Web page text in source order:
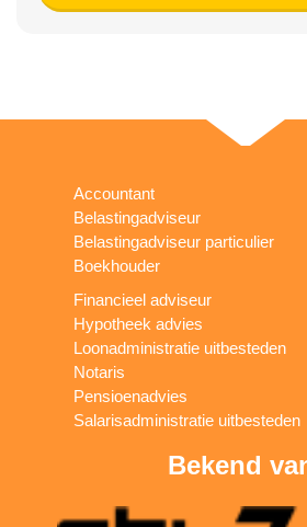
Accountant
Belastingadviseur
Belastingadviseur particulier
Boekhouder
Financieel adviseur
Hypotheek advies
Loonadministratie uitbesteden
Notaris
Pensioenadvies
Salarisadministratie uitbesteden
Bekend